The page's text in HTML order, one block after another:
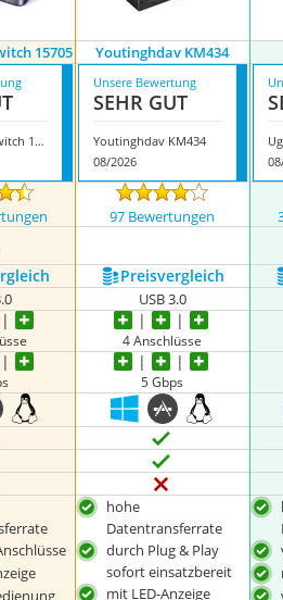
15705 Youtinghdav KM434
Ugreen USB Switch 15705
Unsere Bewertung
SEHR GUT
Youtinghdav KM434
08/2026
97 Bewertungen
anzeigen
Preis­vergleich
USB 3.0
4 Anschlüsse
5 Gbps
hohe
Datentransferrate
durch Plug & Play
sofort einsatzbereit
mit LED-Anzeige